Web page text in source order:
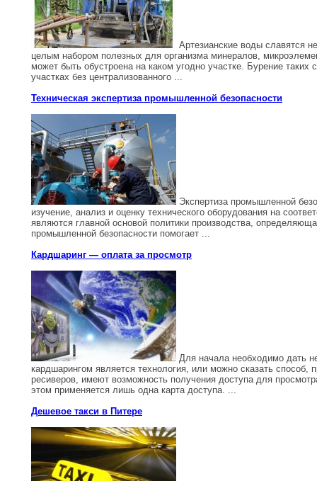
Артезианские воды славятся
целым набором полезных для организма минералов,
может быть обустроена на каком угодно участке. Бурение
участках без централизованного ...
Техническая экспертиза промышленной безопасности
Экспертиза промышленной
изучение, анализ и оценку технического оборудования на
являются главной основой политики производства,
промышленной безопасности помогает ...
Кардшаринг — оплата за просмотр
Для начала необходимо дать
кардшарингом является технология, или можно сказать
ресиверов, имеют возможность получения доступа для
этом применяется лишь одна карта доступа. ...
Дешевое такси в Питере